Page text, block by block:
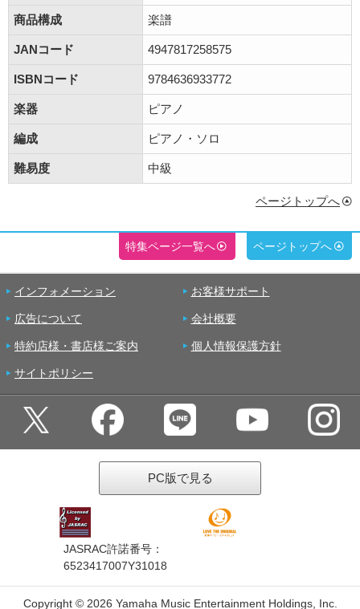
商品構成 楽譜
JANコード 4947817258575
ISBNコード 9784636933772
楽器 ピアノ
編成 ピアノ・ソロ
難易度 中級
ページトップへ
特集ページ一覧へ ページトップへ
インフォメーション お客様サポート
広告について 会社概要
特約店様・書店様ご案内 個人情報保護方針
サイトポリシー
PC版で見る
JASRAC許諾番号：
6523417007Y31018
Copyright © 2026 Yamaha Music Entertainment Holdings, Inc.